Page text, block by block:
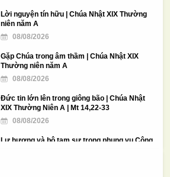
Lời nguyện tín hữu | Chúa Nhật XIX Thường
niên năm A
08/08/2026
Gặp Chúa trong âm thầm | Chúa Nhật XIX
Thường niên năm A
08/08/2026
Đức tin lớn lên trong giông bão | Chúa Nhật
XIX Thường Niên A | Mt 14,22-33
08/08/2026
Lư hương và bộ tam sự trong phụng vụ Công